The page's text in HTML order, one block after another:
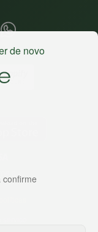
S.A
de novo
confirme